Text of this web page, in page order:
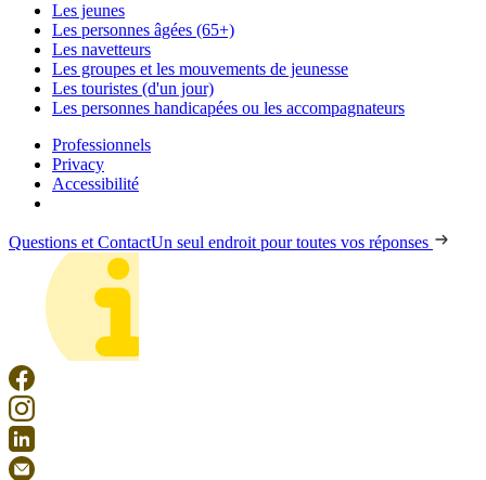
Les jeunes
Les personnes âgées (65+)
Les navetteurs
Les groupes et les mouvements de jeunesse
Les touristes (d'un jour)
Les personnes handicapées ou les accompagnateurs
Professionnels
Privacy
Accessibilité
Questions et ContactUn seul endroit pour toutes vos réponses